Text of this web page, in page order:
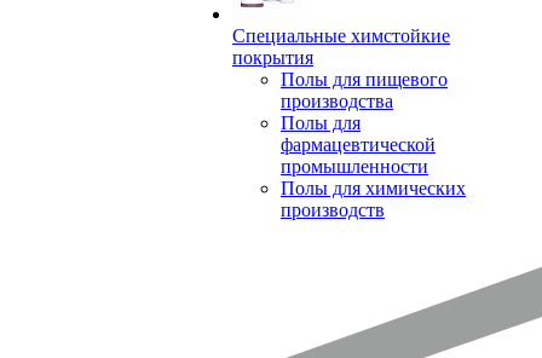
Специальные химстойкие
покрытия
Полы для пищевого
производства
Полы для
фармацевтической
промышленности
Полы для химических
производств